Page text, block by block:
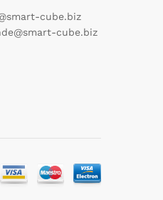
cube.biz
cube.biz